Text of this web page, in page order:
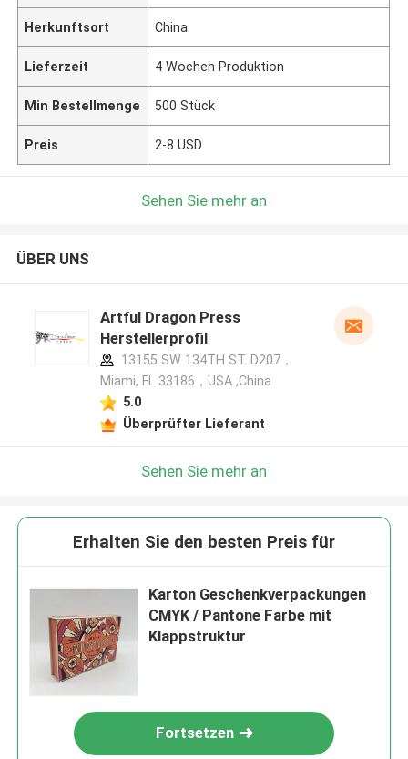
Herkunftsort China
Lieferzeit 4 Wochen Produktion
Min Bestellmenge 500 Stück
Preis 2-8 USD
Sehen Sie mehr an
ÜBER UNS
Artful Dragon Press
Herstellerprofil
13155 SW 134TH ST. D207，
Miami, FL 33186，USA ,China
5.0
Überprüfter Lieferant
Sehen Sie mehr an
Erhalten Sie den besten Preis für
Karton Geschenkverpackungen
CMYK / Pantone Farbe mit
Klappstruktur
Fortsetzen